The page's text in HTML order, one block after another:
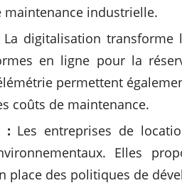
industrielle.
La digitalisation
en ligne pour la
permettent
coûts de maintenance.
: Les entreprises de
Elles
place des politiques de